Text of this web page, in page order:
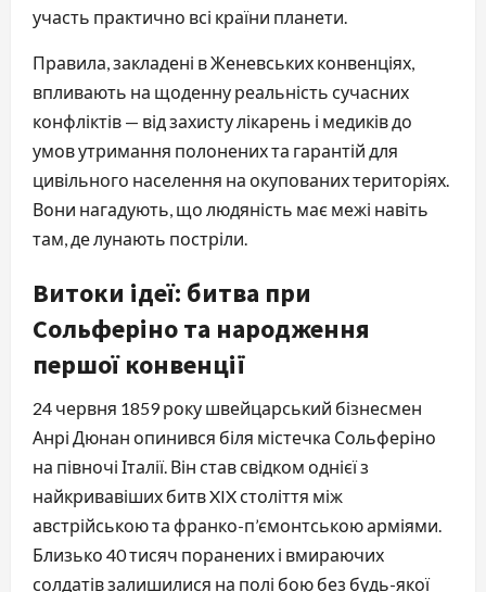
участь практично всі країни планети.
Правила, закладені в Женевських конвенціях,
впливають на щоденну реальність сучасних
конфліктів — від захисту лікарень і медиків до
умов утримання полонених та гарантій для
цивільного населення на окупованих територіях.
Вони нагадують, що людяність має межі навіть
там, де лунають постріли.
Витоки ідеї: битва при
Сольферіно та народження
першої конвенції
24 червня 1859 року швейцарський бізнесмен
Анрі Дюнан опинився біля містечка Сольферіно
на півночі Італії. Він став свідком однієї з
найкривавіших битв XIX століття між
австрійською та франко-п’ємонтською арміями.
Близько 40 тисяч поранених і вмираючих
солдатів залишилися на полі бою без будь-якої